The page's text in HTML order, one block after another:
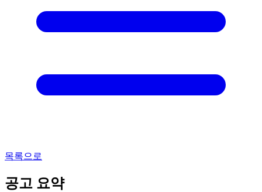
목록으로
공고 요약